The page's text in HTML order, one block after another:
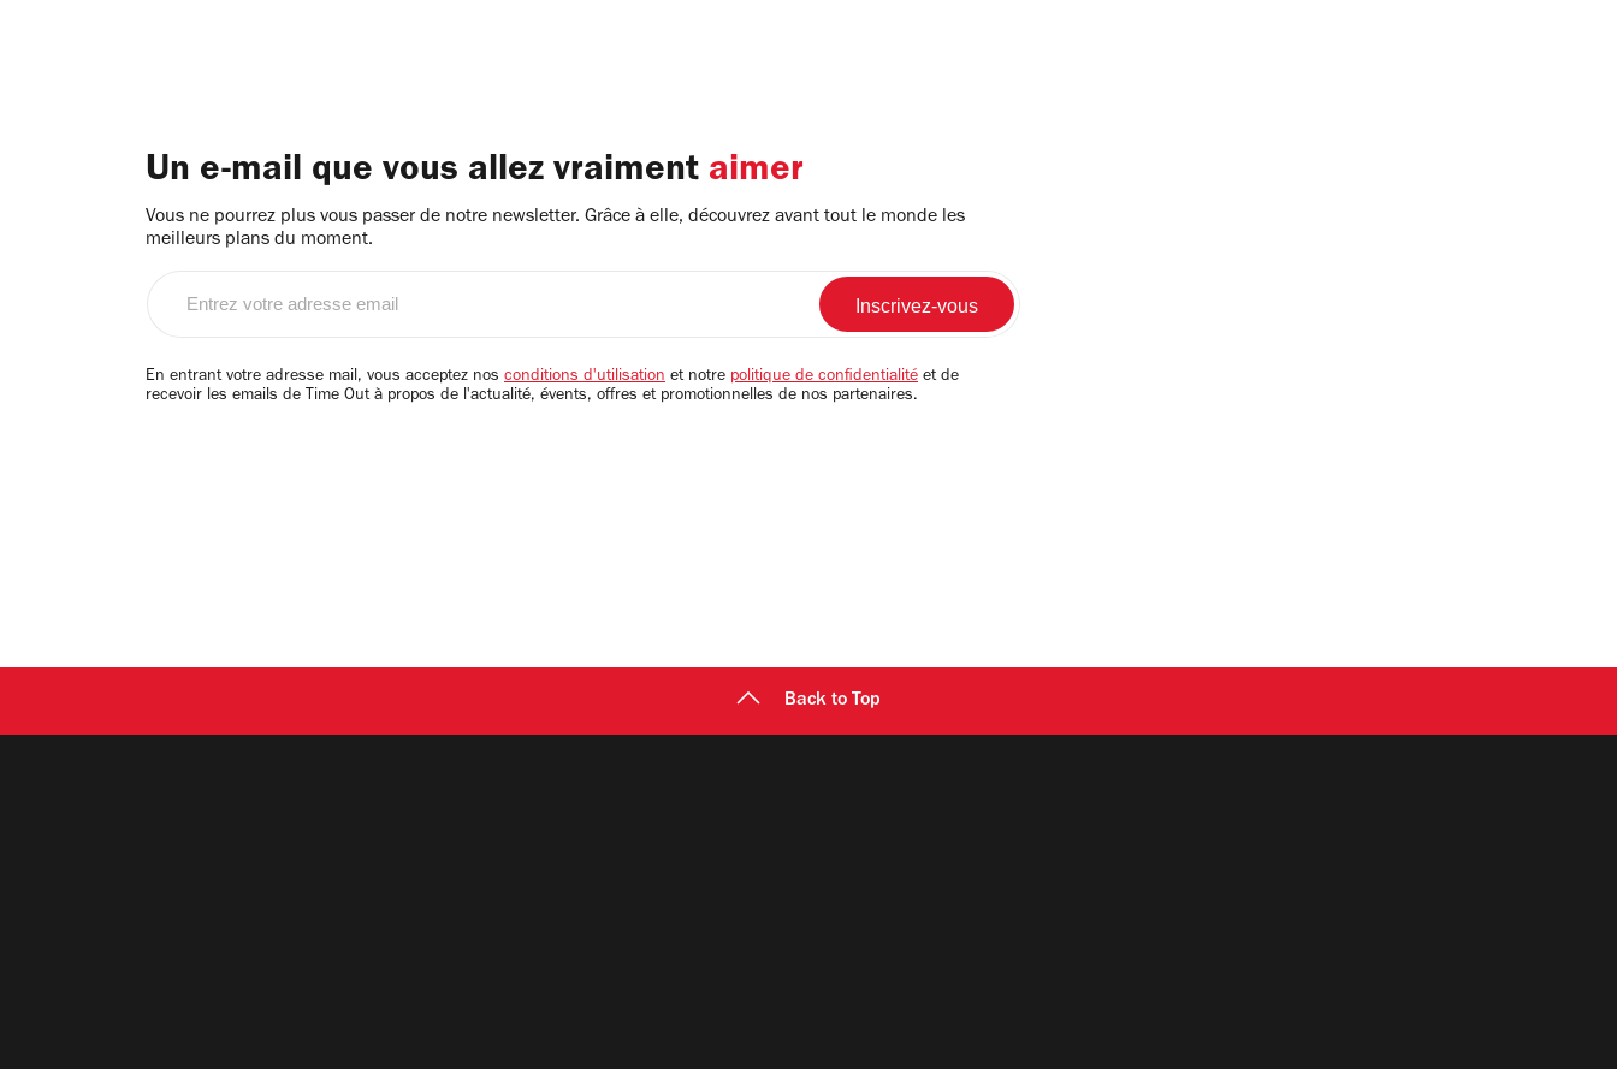
Un e-mail que vous allez vraiment aimer
Vous ne pourrez plus vous passer de notre newsletter. Grâce à elle, découvrez avant tout le monde les
meilleurs plans du moment.
email
En entrant votre adresse mail, vous acceptez nos conditions d'utilisation et notre politique de confidentialité et de
recevoir les emails de Time Out à propos de l'actualité, évents, offres et promotionnelles de nos partenaires.
Back to Top